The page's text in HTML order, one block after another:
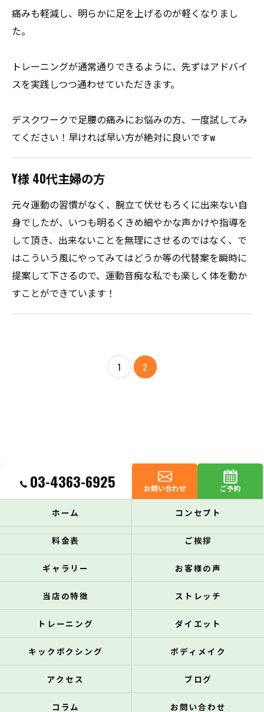
痛みも軽減し、明らかに足を上げるのが軽くなりまし
た。
トレーニングが通常通りできるように、先ずはアドバイ
スを実践しつつ通わせていただきます。
デスクワークで足腰の痛みにお悩みの方、一度試してみ
てください！早ければ早い方が絶対に良いですw
Y様 40代主婦の方
元々運動の習慣がなく、腕立て伏せもろくに出来ない自
身でしたが、いつも明るくきめ細やかな声かけや指導を
して頂き、出来ないことを無理にさせるのではなく、で
はこういう風にやってみてはどうか等の代替案を瞬時に
提案して下さるので、運動音痴な私でも楽しく体を動か
すことができています！
1 2
03-4363-6925 お問い合わせ ご予約
ホーム コンセプト
料金表 ご挨拶
ギャラリー お客様の声
当店の特徴 ストレッチ
トレーニング ダイエット
キックボクシング ボディメイク
アクセス ブログ
コラム お問い合わせ